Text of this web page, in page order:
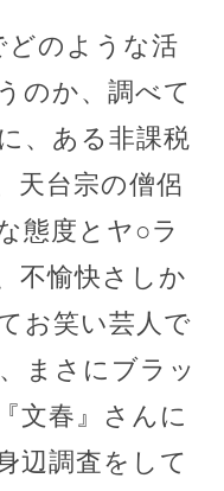
どのような活
のか、調べて
、ある非課税
天台宗の僧侶
態度とヤ○ラ
不愉快さしか
お笑い芸人で
まさにブラッ
文春』さんに
辺調査をして